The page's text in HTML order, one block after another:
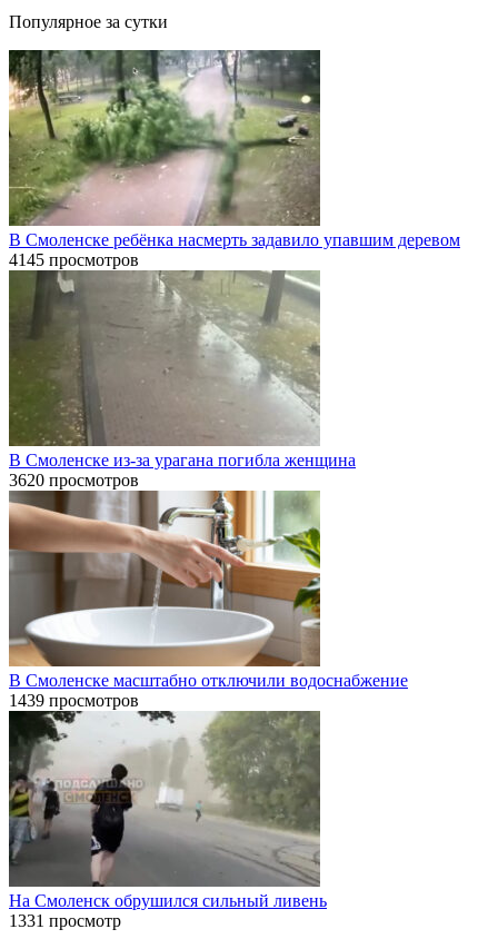
Популярное за сутки
В Смоленске ребёнка насмерть задавило упавшим деревом
4145 просмотров
В Смоленске из-за урагана погибла женщина
3620 просмотров
В Смоленске масштабно отключили водоснабжение
1439 просмотров
На Смоленск обрушился сильный ливень
1331 просмотр